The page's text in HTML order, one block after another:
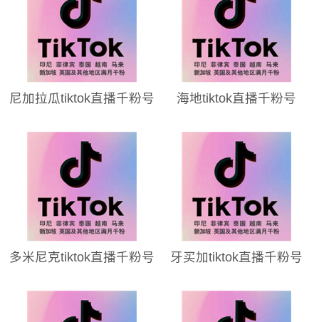
尼加拉瓜tiktok直播千粉号 海地tiktok直播千粉号
多米尼克tiktok直播千粉号 牙买加tiktok直播千粉号